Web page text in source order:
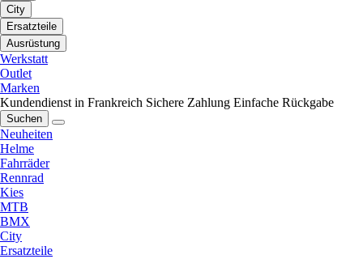
City
Ersatzteile
Ausrüstung
Werkstatt
Outlet
Marken
Kundendienst in Frankreich Sichere Zahlung Einfache Rückgabe
Suchen
Neuheiten
Helme
Fahrräder
Rennrad
Kies
MTB
BMX
City
Ersatzteile